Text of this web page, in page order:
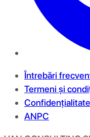
Întrebări
Termeni și
Confidențialitate
ANPC